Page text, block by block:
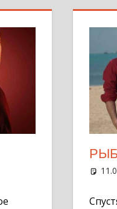
Оставить комментарий